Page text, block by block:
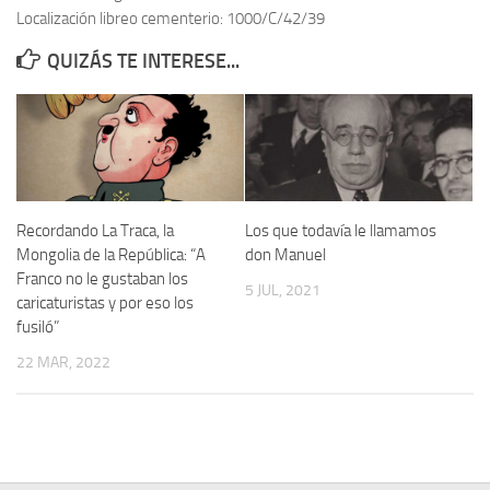
Memoria Histórica
Investigación previa de la represión en Talavera de la Reina (1937-
1947).
Informe Represión en Toledo 1936-1947 | Buscador
Informe de la fosa de abril de 1939 de Tembleque
Enciclopedia Republicana
Militantes históricos IR
Personajes republicanos
Izquierda Republicana. Agrupaciones y Militantes (1934-1939)
Localización libreo cementerio: 1000/C/42/39
QUIZÁS TE INTERESE...
Recordando La Traca, la
Mongolia de la República: “A
Franco no le gustaban los
caricaturistas y por eso los
fusiló”
22 MAR, 2022
Los que todavía le llamamos
don Manuel
5 JUL, 2021